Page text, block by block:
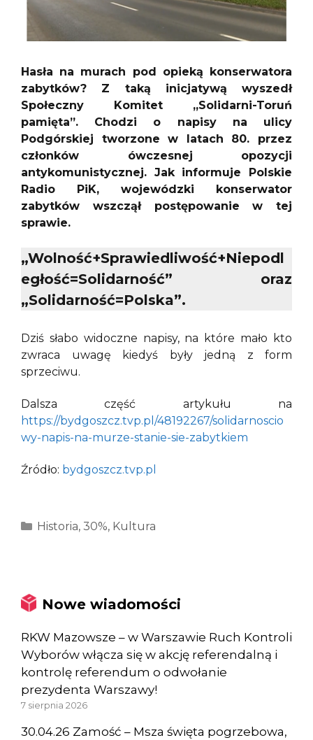
Hasła na murach pod opieką konserwatora
zabytków? Z taką inicjatywą wyszedł
Społeczny Komitet „Solidarni-Toruń
pamięta”. Chodzi o napisy na ulicy
Podgórskiej tworzone w latach 80. przez
członków ówczesnej opozycji
antykomunistycznej. Jak informuje Polskie
Radio PiK, wojewódzki konserwator
zabytków wszczął postępowanie w tej
sprawie.
„Wolność+Sprawiedliwość+Niepodl
egłość=Solidarność” oraz
„Solidarność=Polska”.
Dziś słabo widoczne napisy, na które mało kto
zwraca uwagę kiedyś były jedną z form
sprzeciwu.
Dalsza część artykułu na
https://bydgoszcz.tvp.pl/48192267/solidarnoscio
wy-napis-na-murze-stanie-sie-zabytkiem
Źródło: bydgoszcz.tvp.pl
Kategorie
Historia, 30%, Kultura
Nowe wiadomości
RKW Mazowsze – w Warszawie Ruch Kontroli
Wyborów włącza się w akcję referendalną i
kontrolę referendum o odwołanie
prezydenta Warszawy!
7 sierpnia 2026
30.04.26 Zamość – Msza święta pogrzebowa,